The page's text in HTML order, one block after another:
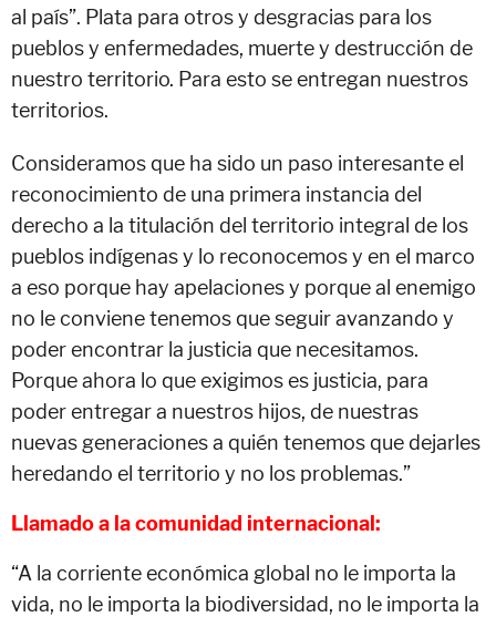
al país”. Plata para otros y desgracias para los
pueblos y enfermedades, muerte y destrucción de
nuestro territorio. Para esto se entregan nuestros
territorios.
Consideramos que ha sido un paso interesante el
reconocimiento de una primera instancia del
derecho a la titulación del territorio integral de los
pueblos indígenas y lo reconocemos y en el marco
a eso porque hay apelaciones y porque al enemigo
no le conviene tenemos que seguir avanzando y
poder encontrar la justicia que necesitamos.
Porque ahora lo que exigimos es justicia, para
poder entregar a nuestros hijos, de nuestras
nuevas generaciones a quién tenemos que dejarles
heredando el territorio y no los problemas.”
Llamado a la comunidad internacional:
“A la corriente económica global no le importa la
vida, no le importa la biodiversidad, no le importa la